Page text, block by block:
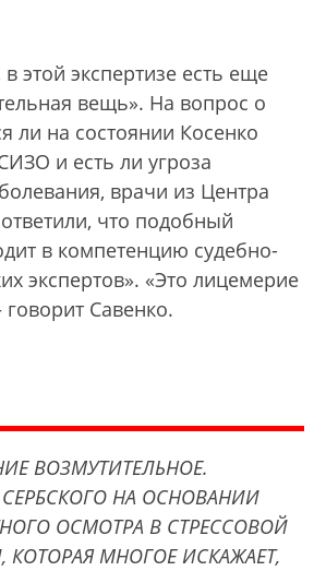
этой экспертизе есть еще
вещь». На вопрос о
ли на состоянии Косенко
и есть ли угроза
врачи из Центра
что подобный
в компетенцию судебно-
экспертов». «Это лицемерие
Савенко.
ВОЗМУТИТЕЛЬНОЕ.
НА ОСНОВАНИИ
ОСМОТРА В СТРЕССОВОЙ
КОТОРАЯ МНОГОЕ ИСКАЖАЕТ,